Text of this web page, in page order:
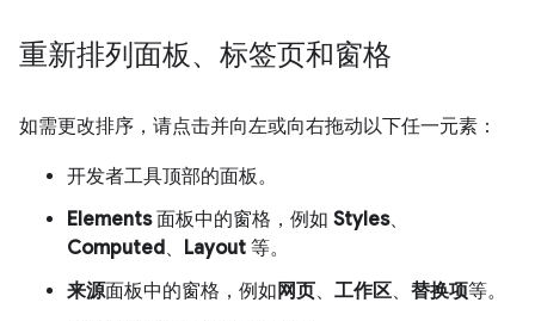
重新排列面板、标签页和窗格
如需更改排序，请点击并向左或向右拖动以下任一元素：
开发者工具顶部的面板。
Elements面板中的窗格，例如 Styles、
Computed、 Layout 等。
来源面板中的窗格，例如 网页、 工作区、 替换项等。